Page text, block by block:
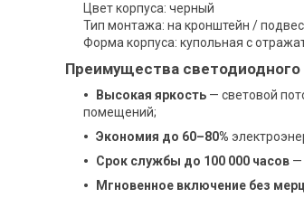
Цвет корпуса: черный
Тип монтажа: на кронштейн /
Форма корпуса: купольная с
Преимущества светодиодного
Высокая яркость — световой
помещений;
Экономия до 60–80%
Срок службы до 100 000 часов —
Мгновенное включение без